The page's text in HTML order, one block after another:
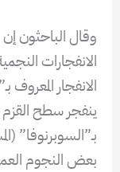
وقال الباحثون
الانفجارات
الانفجار
ينفجر سطح القزم
بـ”السوبرنوفا”
بعض النجوم